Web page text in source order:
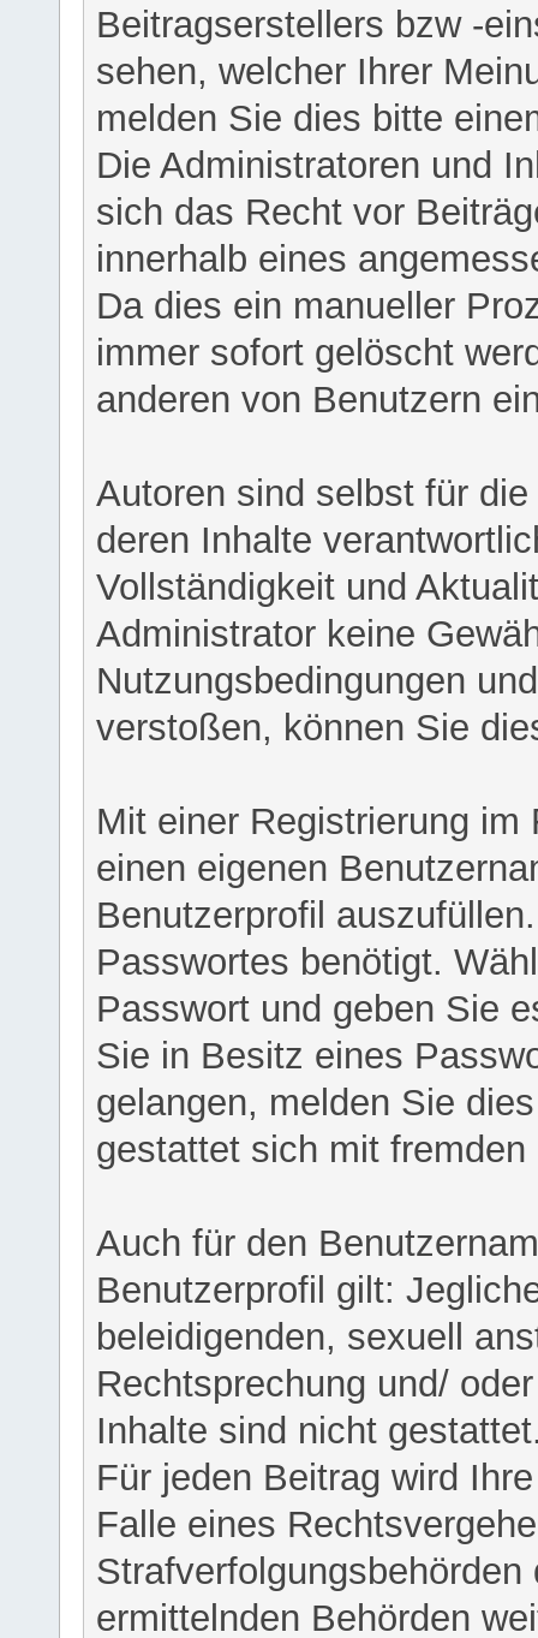
Beitragserstellers bzw -
sehen, welcher Ihrer
melden Sie dies bitte
Die Administratoren und
sich das Recht vor
innerhalb eines
Da dies ein manueller
immer sofort gelöscht
anderen von Benutzern
Autoren sind selbst für
deren Inhalte
Vollständigkeit und
Administrator keine
Nutzungsbedingungen
verstoßen, können Sie
Mit einer Registrierung
einen eigenen
Benutzerprofil
Passwortes benötigt.
Passwort und geben Sie
Sie in Besitz eines
gelangen, melden Sie
gestattet sich mit
Auch für den
Benutzerprofil gilt:
beleidigenden, sexuell
Rechtsprechung und/
Inhalte sind nicht
Für jeden Beitrag wird
Falle eines
ermittelnden Behörden